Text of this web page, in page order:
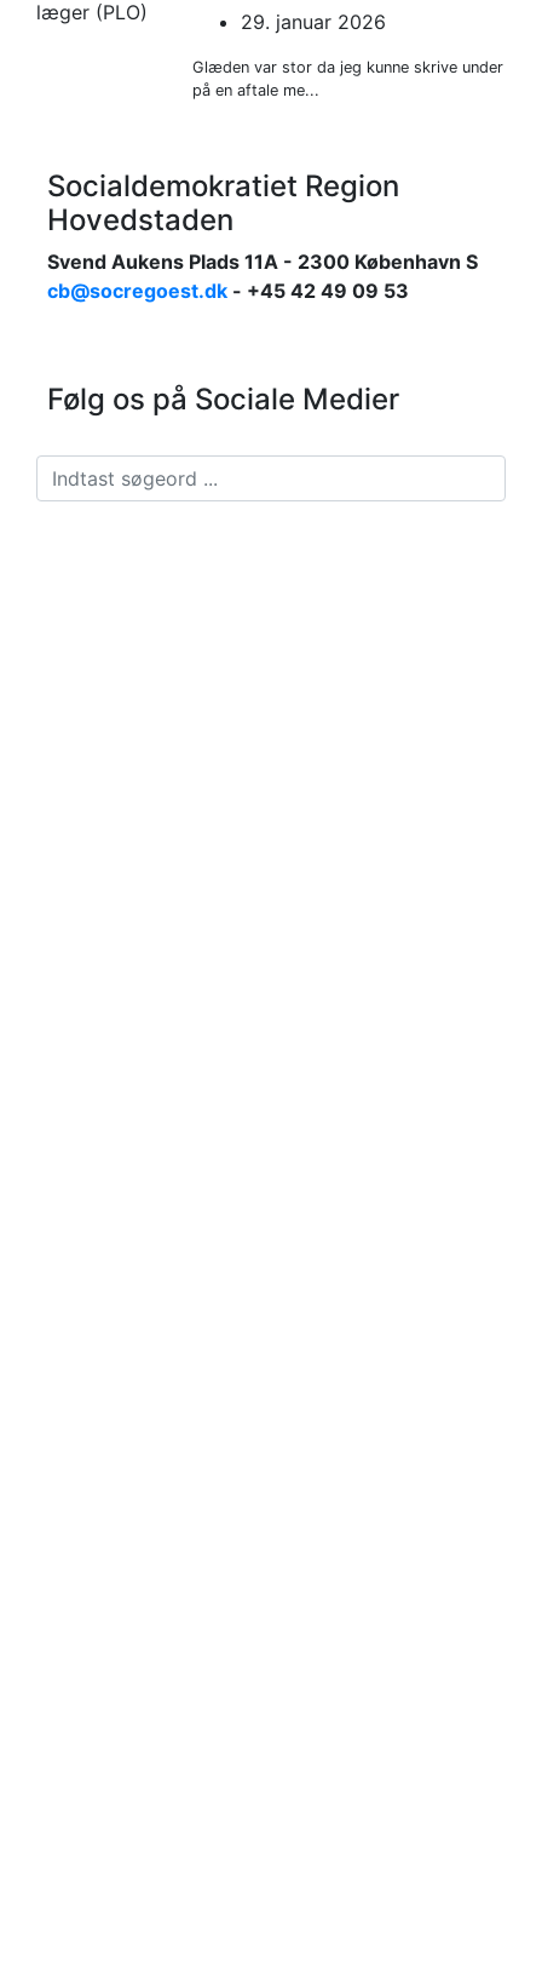
29. januar 2026
Glæden var stor da jeg kunne skrive under
på en aftale me...
Socialdemokratiet Region
Hovedstaden
Svend Aukens Plads 11A - 2300 København S
cb@socregoest.dk - +45 42 49 09 53
Følg os på Sociale Medier